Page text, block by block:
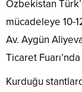
Özbekistan
mücadeleye 10-
Av. Aygün
Ticaret
Kurduğu